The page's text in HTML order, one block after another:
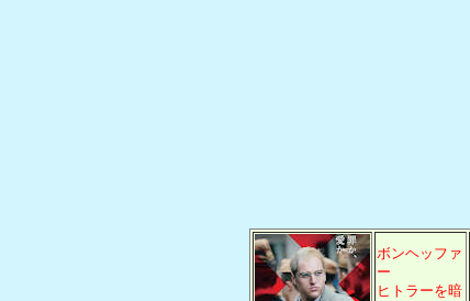
ボンヘッファ
ー
ヒトラーを暗